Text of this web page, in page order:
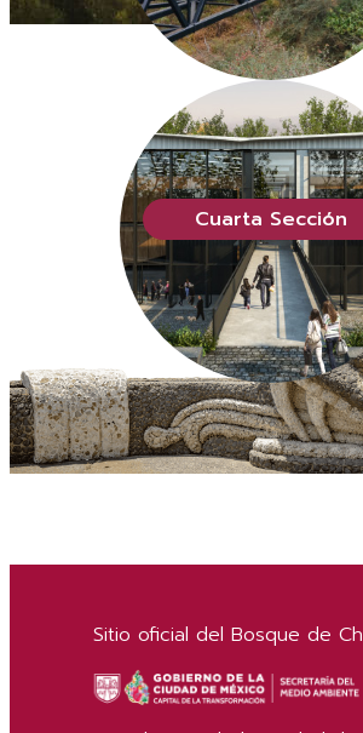
Cuarta Sección
Sitio oficial del Bosque de